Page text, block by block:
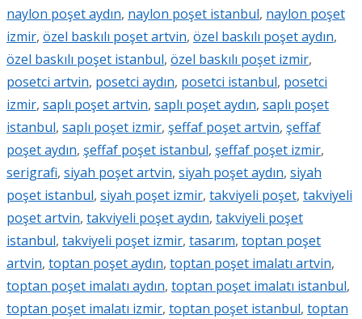
naylon poşet aydın, naylon poşet istanbul, naylon poşet
izmir, özel baskılı poşet artvin, özel baskılı poşet aydın,
özel baskılı poşet istanbul, özel baskılı poşet izmir,
posetci artvin, posetci aydın, posetci istanbul, posetci
izmir, saplı poşet artvin, saplı poşet aydın, saplı poşet
istanbul, saplı poşet izmir, şeffaf poşet artvin, şeffaf
poşet aydın, şeffaf poşet istanbul, şeffaf poşet izmir,
serigrafi, siyah poşet artvin, siyah poşet aydın, siyah
poşet istanbul, siyah poşet izmir, takviyeli poşet, takviyeli
poşet artvin, takviyeli poşet aydın, takviyeli poşet
istanbul, takviyeli poşet izmir, tasarım, toptan poşet
artvin, toptan poşet aydın, toptan poşet imalatı artvin,
toptan poşet imalatı aydın, toptan poşet imalatı istanbul,
toptan poşet imalatı izmir, toptan poşet istanbul, toptan